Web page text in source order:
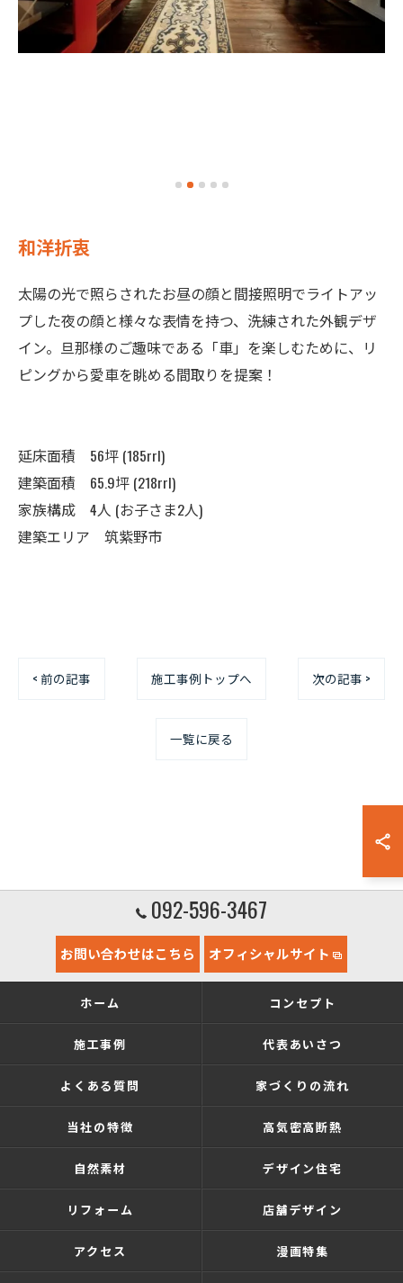
和洋折衷
太陽の光で照らされたお昼の顔と間接照明でライトアッ
プした夜の顔と様々な表情を持つ、洗練された外観デザ
イン。旦那様のご趣味である「車」を楽しむために、リ
ピングから愛車を眺める間取りを提案！
延床面積 56坪 (185rrl)
建築面積 65.9坪 (218rrl)
家族構成 4人 (お子さま2人)
建築エリア 筑紫野市
< 前の記事 施工事例トップへ 次の記事 >
一覧に戻る
092-596-3467
お問い合わせはこちら オフィシャルサイト
ホーム コンセプト
施工事例 代表あいさつ
よくある質問 家づくりの流れ
当社の特徴 高気密高断熱
自然素材 デザイン住宅
リフォーム 店舗デザイン
アクセス 漫画特集